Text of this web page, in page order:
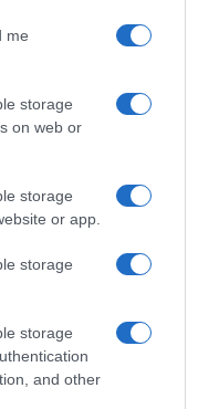
me
storage
on web or
storage
or app.
storage
storage
and other